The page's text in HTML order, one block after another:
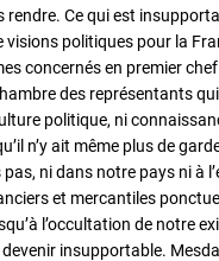
Ce qui est
visions politiques pour la
concernés en premier
des représentants
politique, ni
n’y ait même plus de
pas, ni dans notre pays ni à
et mercantiles
l’occultation de notre
insupportable.